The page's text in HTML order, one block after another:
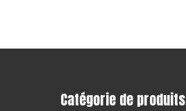
Catégorie de produits